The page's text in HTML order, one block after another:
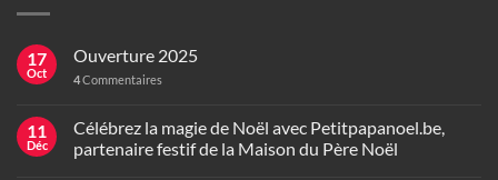
17
Oct
Ouverture 2025
4Commentaires
11
Déc
Célébrez la magie de Noël avec Petitpapanoel.be,
partenaire festif de la Maison du Père Noël